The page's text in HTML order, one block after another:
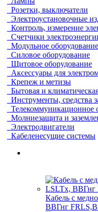
Розетки, выключатели
Электроустановочные
Контроль, измерение
Счетчики
Модульное оборудование
Силовое оборудование
Щитовое оборудование
Аксессуары для
Крепеж и метизы
Бытовая и
Инструменты, средства
Телекоммуникационное
Молниезащита и
Электродвигатели
Кабеленесущие системы
Кабель с
ВВГнг